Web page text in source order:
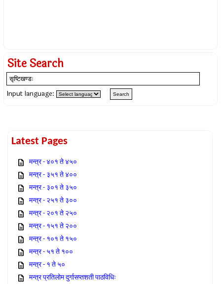
Site Search
Input language:
Latest Pages
मन्त्र - ४०१ ते ४५०
मन्त्र - ३५१ ते ४००
मन्त्र - ३०१ ते ३५०
मन्त्र - २५१ ते ३००
मन्त्र - २०१ ते २५०
मन्त्र - १५१ ते २००
मन्त्र - १०१ ते १५०
मन्त्र - ५१ ते १००
मन्त्र - १ ते ५०
मन्त्र प्रतिलोम दुर्गासप्तशती पाठविधिः